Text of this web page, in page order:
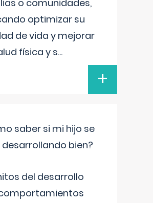
o comunidades,
optimizar su
de vida y mejorar
física y s...
+
saber si mi hijo se
bien?
del desarrollo